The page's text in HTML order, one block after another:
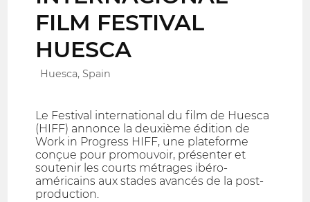
FILM FESTIVAL
HUESCA
Huesca, Spain
Le Festival international du film de Huesca
(HIFF) annonce la deuxième édition de
Work in Progress HIFF, une plateforme
conçue pour promouvoir, présenter et
soutenir les courts métrages ibéro-
américains aux stades avancés de la post-
production.